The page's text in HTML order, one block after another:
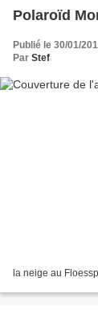
Polaroïd
Publié le 30/01/
Par Stef
la neige au